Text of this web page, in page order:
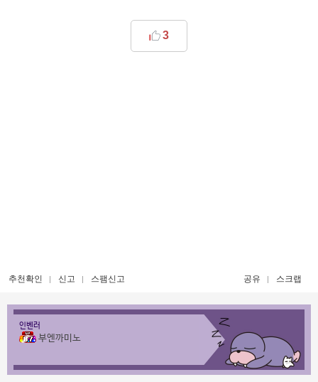
3
추천확인 신고 스팸신고 공유 스크랩
인벤러
부엔까미노